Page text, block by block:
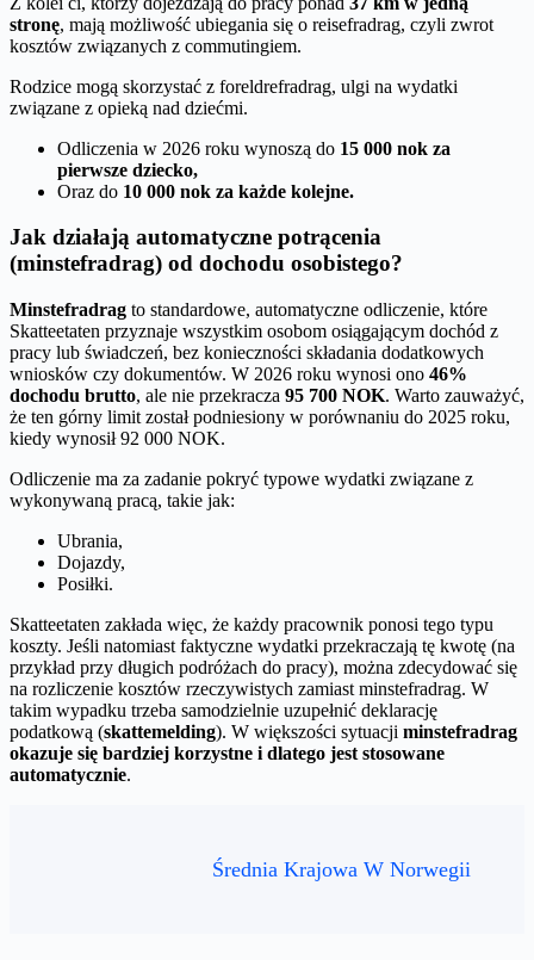
stronę, mają możliwość ubiegania się o reisefradrag, czyli zwrot
kosztów związanych z commutingiem.
Rodzice mogą skorzystać z foreldrefradrag, ulgi na wydatki
związane z opieką nad dziećmi.
Odliczenia w 2026 roku wynoszą do 15 000 nok za
pierwsze dziecko,
Oraz do 10 000 nok za każde kolejne.
Jak działają automatyczne potrącenia
(minstefradrag) od dochodu osobistego?
Minstefradrag to standardowe, automatyczne odliczenie, które
Skatteetaten przyznaje wszystkim osobom osiągającym dochód z
pracy lub świadczeń, bez konieczności składania dodatkowych
wniosków czy dokumentów. W 2026 roku wynosi ono 46%
dochodu brutto, ale nie przekracza 95 700 NOK. Warto zauważyć,
że ten górny limit został podniesiony w porównaniu do 2025 roku,
kiedy wynosił 92 000 NOK.
Odliczenie ma za zadanie pokryć typowe wydatki związane z
wykonywaną pracą, takie jak:
Ubrania,
Dojazdy,
Posiłki.
Skatteetaten zakłada więc, że każdy pracownik ponosi tego typu
koszty. Jeśli natomiast faktyczne wydatki przekraczają tę kwotę (na
przykład przy długich podróżach do pracy), można zdecydować się
na rozliczenie kosztów rzeczywistych zamiast minstefradrag. W
takim wypadku trzeba samodzielnie uzupełnić deklarację
podatkową (skattemelding). W większości sytuacji minstefradrag
okazuje się bardziej korzystne i dlatego jest stosowane
automatycznie.
Średnia Krajowa W Norwegii